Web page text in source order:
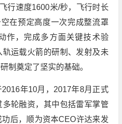
行速度1600米/秒，飞行时长
在预定高度一次完成整流罩
作，完成多方面关键技术验
运载火箭的研制、发射及未
制奠定了坚实的基础。
年10月，2017年8月正式
轮融资，其中包括雷军掌管
后，顺为资本CEO许达来发